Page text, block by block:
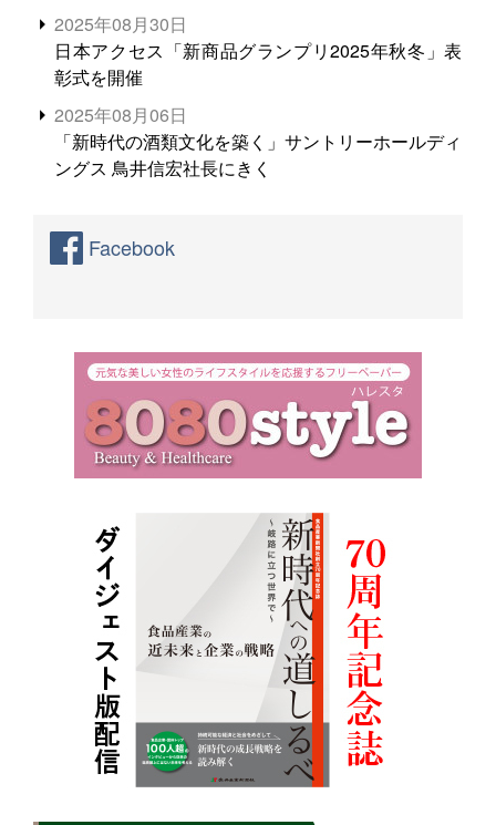
2025年08月30日
日本アクセス「新商品グランプリ2025年秋冬」表
彰式を開催
2025年08月06日
「新時代の酒類文化を築く」サントリーホールディ
ングス 鳥井信宏社長にきく
Facebook